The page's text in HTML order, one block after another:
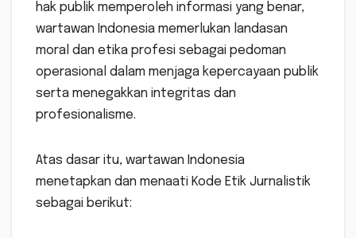
hak publik memperoleh informasi yang benar,
wartawan Indonesia memerlukan landasan
moral dan etika profesi sebagai pedoman
operasional dalam menjaga kepercayaan publik
serta menegakkan integritas dan
profesionalisme.
Atas dasar itu, wartawan Indonesia
menetapkan dan menaati Kode Etik Jurnalistik
sebagai berikut: